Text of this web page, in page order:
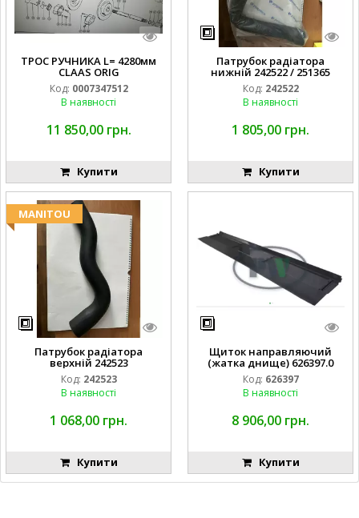
ТРОС РУЧНИКА L= 4280мм
CLAAS ORIG
Код: 0007347512
В наявності
11 850,00 грн.
Купити
Патрубок радіатора
нижній 242522 / 251365
Код: 242522
В наявності
1 805,00 грн.
Купити
MANITOU
Патрубок радіатора
верхній 242523
Код: 242523
В наявності
1 068,00 грн.
Купити
Щиток направляючий
(жатка днище) 626397.0
Код: 626397
В наявності
8 906,00 грн.
Купити